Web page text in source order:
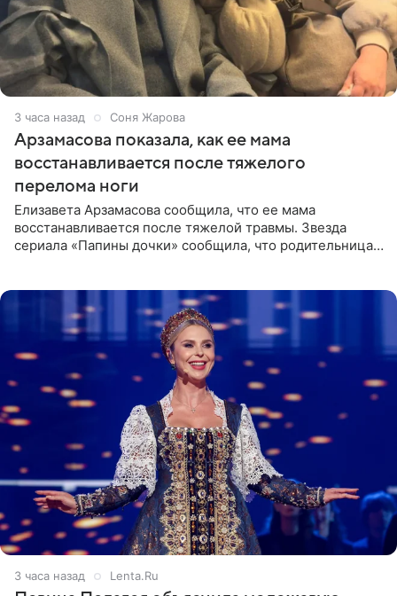
3 часа назад Соня Жарова
Арзамасова показала, как ее мама
восстанавливается после тяжелого
перелома ноги
Елизавета Арзамасова сообщила, что ее мама
восстанавливается после тяжелой травмы. Звезда
сериала «Папины дочки» сообщила, что родительница
3 часа назад Lenta.Ru